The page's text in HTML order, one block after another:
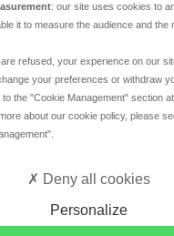
: our site uses cookies to
it to measure the audience and the
refused, your experience on our
your preferences or withdraw
to the "Cookie Management" section
about our cookie policy, please
Personalize
Deny all cookies